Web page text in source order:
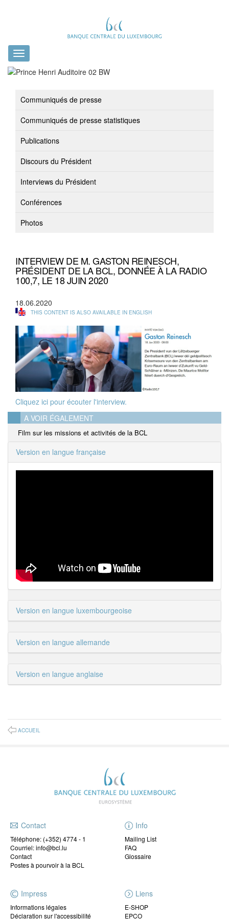
Toggle
navigation
Communiqués de presse
Communiqués de presse statistiques
Publications
Discours du Président
Interviews du Président
Conférences
Photos
INTERVIEW DE M. GASTON REINESCH,
PRÉSIDENT DE LA BCL, DONNÉE À LA RADIO
100,7, LE 18 JUIN 2020
18.06.2020
THIS CONTENT IS ALSO AVAILABLE IN ENGLISH
Cliquez ici pour écouter l'interview.
A VOIR ÉGALEMENT
Film sur les missions et activités de la BCL
Version en langue française
Version en langue luxembourgeoise
Version en langue allemande
Version en langue anglaise
ACCUEIL
Contact
Téléphone: (+352) 4774 - 1
Courriel: info@bcl.lu
Contact
Postes à pourvoir à la BCL
Info
Mailing List
FAQ
Glossaire
Impress
Informations légales
Déclaration sur l'accessibilité
Liens
E-SHOP
EPCO